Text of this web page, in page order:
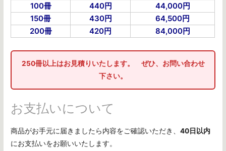
100冊
440円
44,000円
150冊
430円
64,500円
200冊
420円 84,000円
250冊以上はお見積りいたします。 ぜひ、お問い合わせ
下さい。
お支払いについて
商品がお手元に届きましたら内容をご確認いただき、40日以内
にお支払いをお願いいたします。